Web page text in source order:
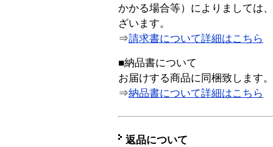
かかる場合等）によりましては
ざいます。
⇒請求書について詳細はこちら
■納品書について
お届けする商品に同梱致します。
⇒納品書について詳細はこちら
返品について